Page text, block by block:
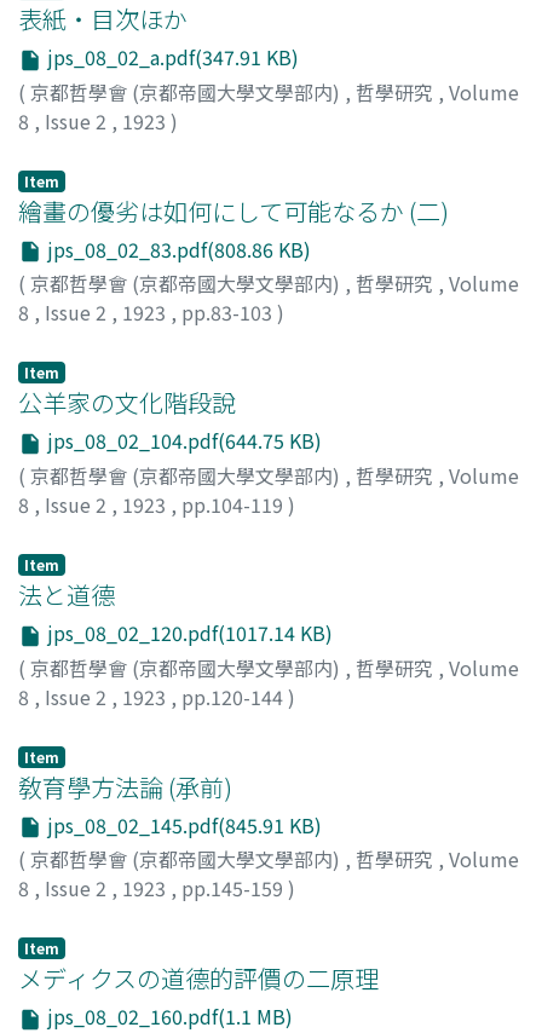
表紙・目次ほか
jps_08_02_a.pdf(347.91 KB)
( 京都哲學會 (京都帝國大學文學部内) , 哲學研究 , Volume
8 , Issue 2 , 1923 )
Item
繪畫の優劣は如何にして可能なるか (二)
jps_08_02_83.pdf(808.86 KB)
( 京都哲學會 (京都帝國大學文學部内) , 哲學研究 , Volume
8 , Issue 2 , 1923 , pp.83-103 )
Item
公羊家の文化階段說
jps_08_02_104.pdf(644.75 KB)
( 京都哲學會 (京都帝國大學文學部内) , 哲學研究 , Volume
8 , Issue 2 , 1923 , pp.104-119 )
Item
法と道德
jps_08_02_120.pdf(1017.14 KB)
( 京都哲學會 (京都帝國大學文學部内) , 哲學研究 , Volume
8 , Issue 2 , 1923 , pp.120-144)
Item
敎育學方法論 (承前)
jps_08_02_145.pdf(845.91 KB)
( 京都哲學會 (京都帝國大學文學部内) , 哲學研究 , Volume
8 , Issue 2 , 1923 , pp.145-159 )
Item
メディクスの道德的評價の二原理
jps_08_02_160.pdf(1.1 MB)